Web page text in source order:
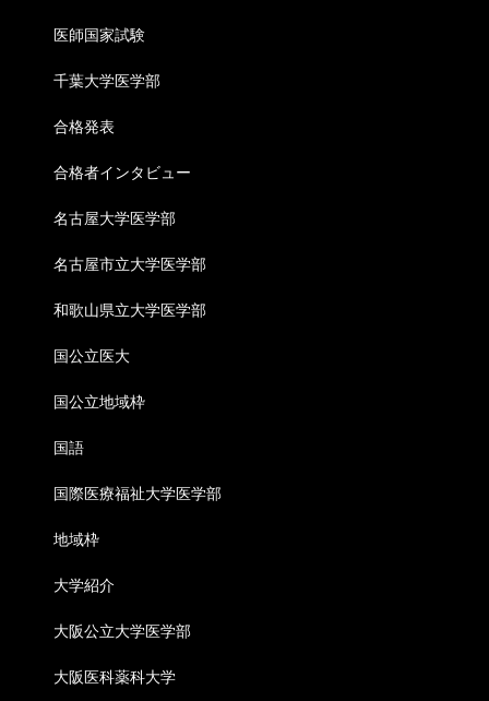
医師国家試験
千葉大学医学部
合格発表
合格者インタビュー
名古屋大学医学部
名古屋市立大学医学部
和歌山県立大学医学部
国公立医大
国公立地域枠
国語
国際医療福祉大学医学部
地域枠
大学紹介
大阪公立大学医学部
大阪医科薬科大学